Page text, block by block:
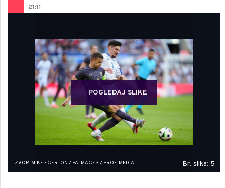
21:11
POGLEDAJ SLIKE
IZVOR: MIKE EGERTON / PA IMAGES / PROFIMEDIA Br. slika: 5